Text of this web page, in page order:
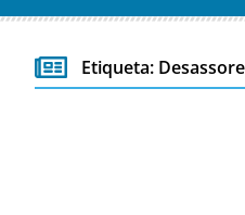
Etiqueta: